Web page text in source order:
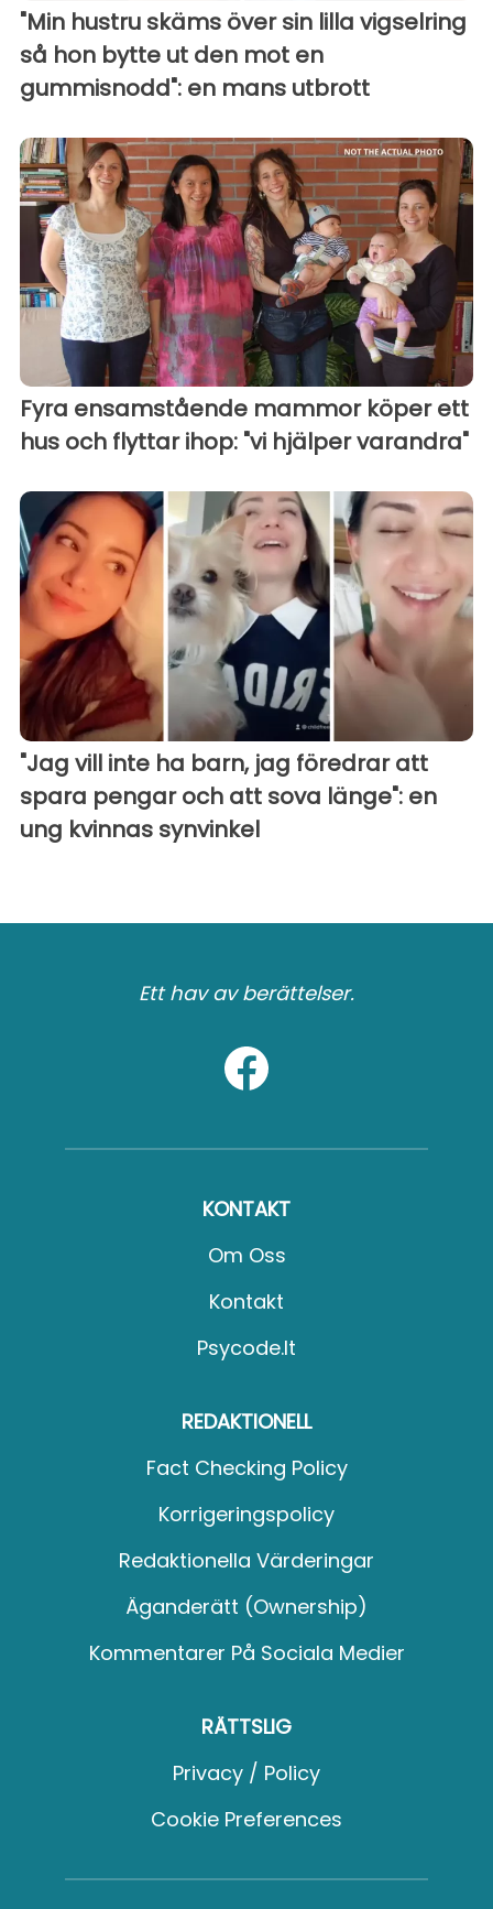
"Min hustru skäms över sin lilla vigselring
så hon bytte ut den mot en
gummisnodd": en mans utbrott
Fyra ensamstående mammor köper ett
hus och flyttar ihop: "vi hjälper varandra"
"Jag vill inte ha barn, jag föredrar att
spara pengar och att sova länge": en
ung kvinnas synvinkel
Ett hav av berättelser.
KONTAKT
Om Oss
Kontakt
Psycode.it
REDAKTIONELL
Fact Checking Policy
Korrigeringspolicy
Redaktionella Värderingar
Äganderätt (Ownership)
Kommentarer På Sociala Medier
RÄTTSLIG
Privacy / Policy
Cookie Preferences